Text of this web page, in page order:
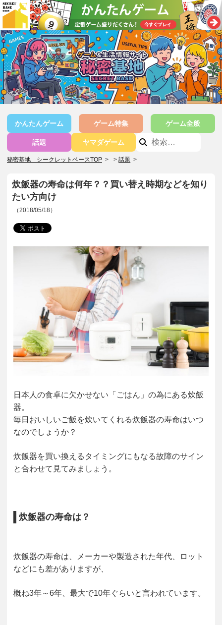
かんたんゲーム ゲーム特集 ゲーム全般
話題 ヤマダゲーム
秘密基地 シークレットベースTOP > 話題 >
炊飯器の寿命は何年？？買い替え時期などを知り
たい方向け
（2018/05/18）
日本人の食卓に欠かせない「ごはん」の為にある炊飯
器。
毎日おいしいご飯を炊いてくれる炊飯器の寿命はいつ
なのでしょうか？
炊飯器を買い換えるタイミングにもなる故障のサイン
と合わせて見てみましょう。
炊飯器の寿命は？
炊飯器の寿命は、メーカーや製造された年代、ロット
などにも差がありますが、
概ね3年～6年、最大で10年ぐらいと言われています。